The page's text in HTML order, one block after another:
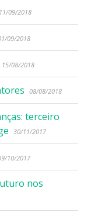
11/09/2018
09/2018
15/08/2018
08/08/2018
terceiro
30/11/2017
10/2017
nos